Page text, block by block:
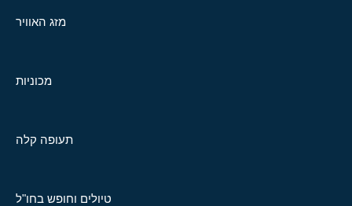
מזג האוויר
מכוניות
תעופה קלה
טיולים וחופש בחו"ל